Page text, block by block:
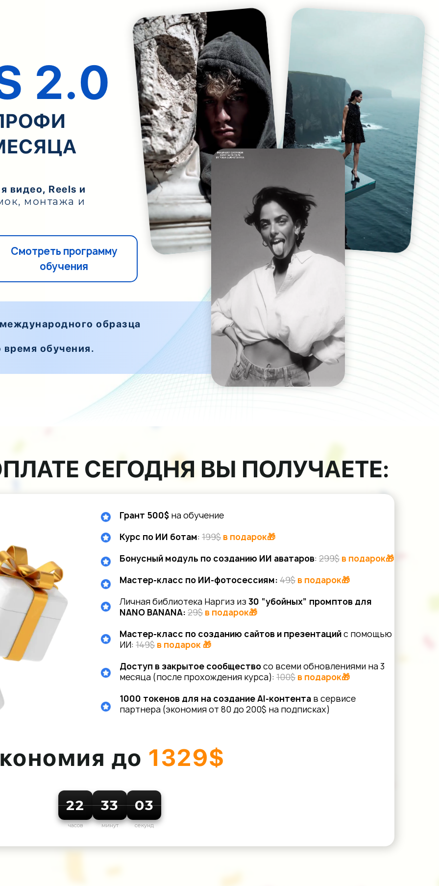
2.0
образца
обучения.
видео, Reels и
монтажа и
Смотреть программу
обучения
СЕГОДНЯ ВЫ ПОЛУЧАЕТЕ:
Грант 500$ на обучение
Курс по ИИ ботам: 199$ в подарок🎁
Бонусный модуль по созданию ИИ аватаров: 299$ в подарок🎁
Мастер-класс по ИИ-фотосессиям: 49$ в подарок🎁
Личная библиотека Наргиз из 30 “убойных” промптов для
NANO BANANA: 29$ в подарок🎁
Мастер-класс по созданию сайтов и презентацийс помощью
ИИ: 149$ в подарок 🎁
Доступ в закрытое сообществосо всеми обновлениями на 3
месяца (после прохождения курса): 100$ в подарок🎁
1000 токенов для на создание AI-контента в сервисе
партнера (экономия от 80 до 200$ на подписках)
до 1329$
22
часов
33
минут
00
секунд